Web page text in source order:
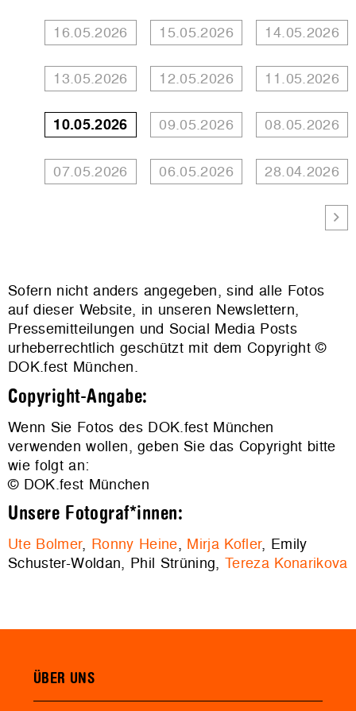
16.05.2026 15.05.2026 14.05.2026
13.05.2026 12.05.2026 11.05.2026
10.05.2026 09.05.2026 08.05.2026
07.05.2026 06.05.2026 28.04.2026
Sofern nicht anders angegeben, sind alle Fotos
auf dieser Website, in unseren Newslettern,
Pressemitteilungen und Social Media Posts
urheberrechtlich geschützt mit dem Copyright ©
DOK.fest München.
Copyright-Angabe:
Wenn Sie Fotos des DOK.fest München
verwenden wollen, geben Sie das Copyright bitte
wie folgt an:
© DOK.fest München
Unsere Fotograf*innen:
Ute Bolmer, Ronny Heine, Mirja Kofler, Emily
Schuster-Woldan, Phil Strüning, Tereza Konarikova
ÜBER UNS